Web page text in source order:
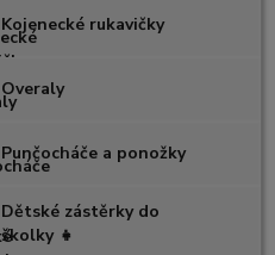
Kojenecké rukavičky
Overaly
Punčocháče a ponožky
Dětské zástěrky do
školky 👧